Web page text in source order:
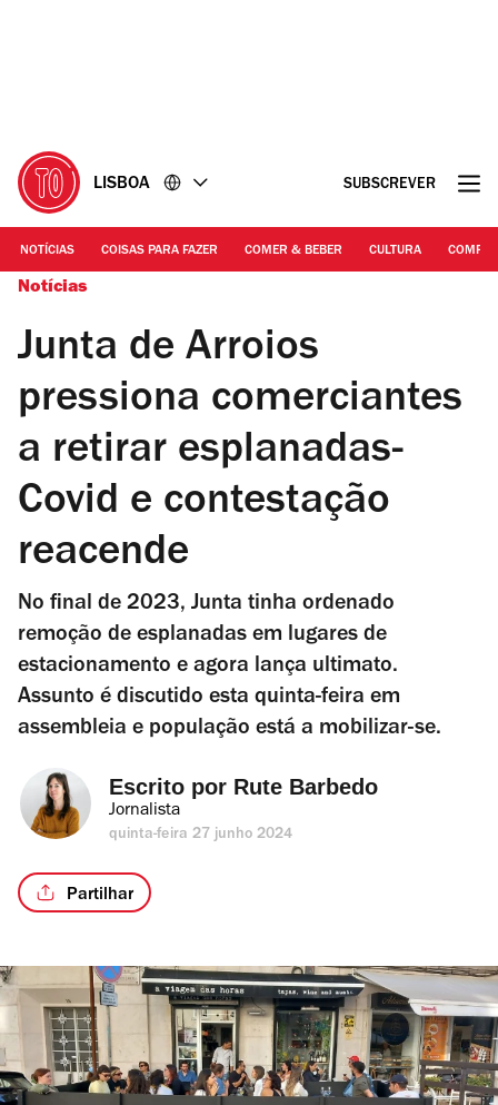
LISBOA SUBSCREVER
NOTÍCIAS COISAS PARA FAZER COMER & BEBER CULTURA
Notícias
Junta de Arroios
pressiona comerciantes
a retirar esplanadas-
Covid e contestação
reacende
No final de 2023, Junta tinha ordenado
remoção de esplanadas em lugares de
estacionamento e agora lança ultimato.
Assunto é discutido esta quinta-feira em
assembleia e população está a mobilizar-se.
Escrito por Rute Barbedo
Jornalista
quinta-feira 27 junho 2024
Partilhar